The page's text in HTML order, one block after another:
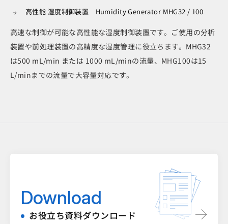
高性能 湿度制御装置 Humidity Generator MHG32 / 100
高速な制御が可能な高性能な湿度制御装置です。ご使用の分析
装置や前処理装置の高精度な湿度管理に役立ちます。MHG32
は500 mL/min または 1000 mL/minの流量、MHG100は15
L/minまでの流量で大容量対応です。
Download
お役立ち資料ダウンロード